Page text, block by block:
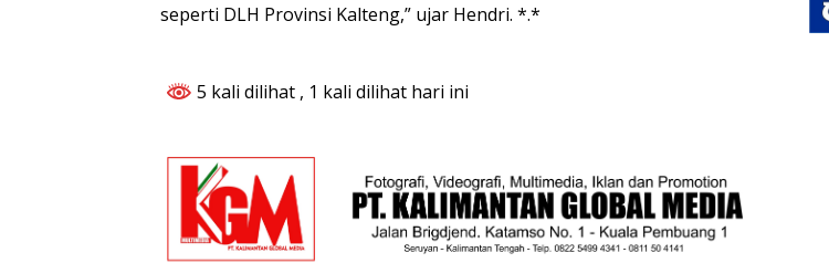
seperti DLH Provinsi Kalteng,” ujar Hendri. *.*
5 kali dilihat , 1 kali dilihat hari ini